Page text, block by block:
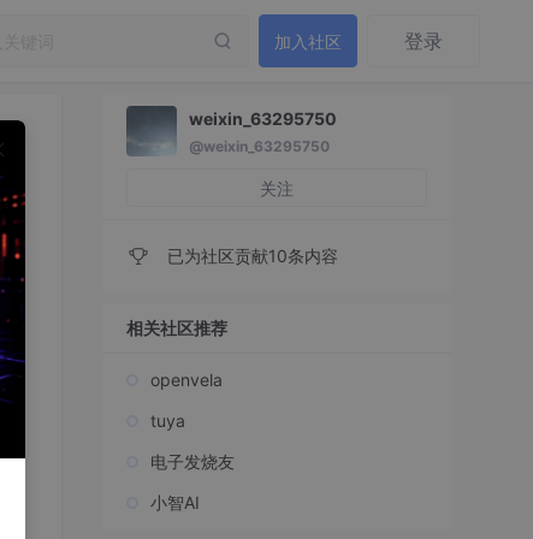
加入社区 登录
weixin_63295750
@weixin_63295750
关注
已为社区贡献10条内容
相关社区推荐
openvela
tuya
电子发烧友
小智AI